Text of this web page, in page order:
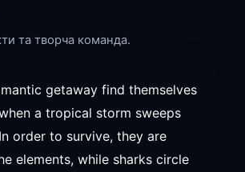
та творча команда.
getaway find themselves
a tropical storm sweeps
order to survive, they are
elements, while sharks circle